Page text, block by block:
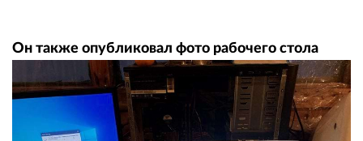
Он также опубликовал фото рабочего стола